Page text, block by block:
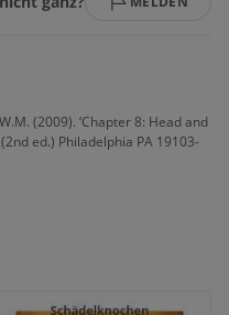
(2009). ‘Chapter 8: Head and
ed.) Philadelphia PA 19103-